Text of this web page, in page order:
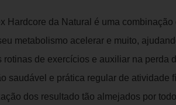
Hardcore da Natural é uma combinação
metabolismo acelerar e muito,
rotinas de exercícios e auxiliar na perda
saudável e prática regular de atividade
dos resultado tão almejados por